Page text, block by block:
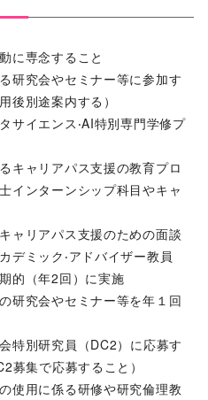
に専念すること
研究会やセミナー等に参加す
後別途案内する）
サイエンス‧AI特別専⾨学修プ
キャリアパス⽀援の教育プロ
インターンシップ科⽬やキャ
ャリアパス⽀援のための⾯談
デミック‧アドバイザー教員
的（年2回）に実施
研究会やセミナー等を年１回
特別研究員（DC2）に応募す
募集で応募すること）
使用に係る研修や研究倫理教